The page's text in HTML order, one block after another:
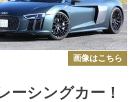
画像はこちら
ーシングカー！